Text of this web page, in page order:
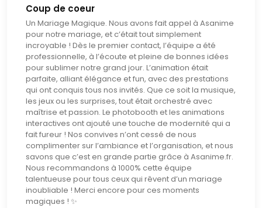
Coup de coeur
Un Mariage Magique. Nous avons fait appel à Asanime
pour notre mariage, et c’était tout simplement
incroyable ! Dès le premier contact, l’équipe a été
professionnelle, à l’écoute et pleine de bonnes idées
pour sublimer notre grand jour. L’animation était
parfaite, alliant élégance et fun, avec des prestations
qui ont conquis tous nos invités. Que ce soit la musique,
les jeux ou les surprises, tout était orchestré avec
maîtrise et passion. Le photobooth et les animations
interactives ont ajouté une touche de modernité qui a
fait fureur ! Nos convives n’ont cessé de nous
complimenter sur l’ambiance et l’organisation, et nous
savons que c’est en grande partie grâce à Asanime.fr.
Nous recommandons à 1000% cette équipe
talentueuse pour tous ceux qui rêvent d’un mariage
inoubliable ! Merci encore pour ces moments
magiques ! ✨